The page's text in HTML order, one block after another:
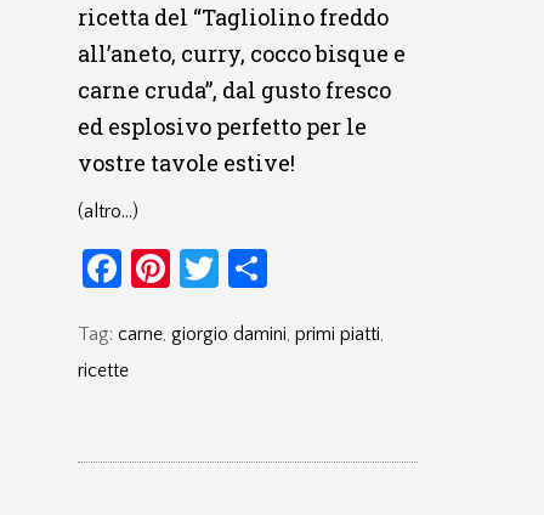
ricetta del “Tagliolino freddo
all’aneto, curry, cocco bisque e
carne cruda”, dal gusto fresco
ed esplosivo perfetto per le
vostre tavole estive!
(altro…)
Facebook
Pinterest
Twitter
Tag: carne, giorgio damini, primi piatti,
ricette